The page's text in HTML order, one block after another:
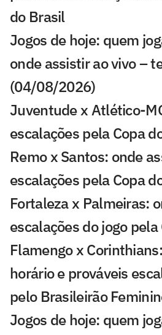
do Brasil
Jogos de hoje: quem
onde assistir ao vivo –
(04/08/2026)
Juventude x Atlético-
escalações pela Copa
Remo x Santos: onde
escalações pela Copa
Fortaleza x Palmeiras:
escalações do jogo
Flamengo x
horário e prováveis
pelo Brasileirão
Jogos de hoje: quem